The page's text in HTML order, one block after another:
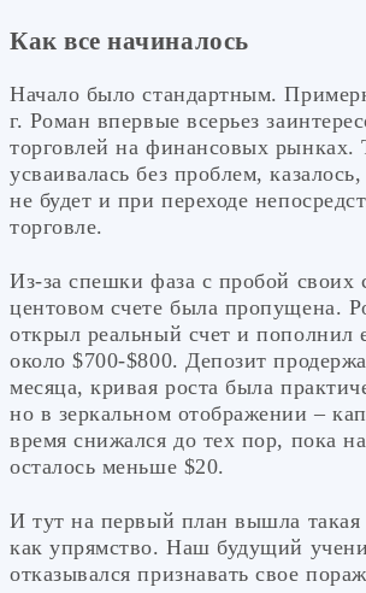
Как все начиналось
Начало было стандартным.
г. Роман впервые всерьез
торговлей на финансовых рынках.
усваивалась без проблем,
не будет и при переходе
торговле.
Из-за спешки фаза с пробой своих
центовом счете была пропущена.
открыл реальный счет и пополнил
около $700-$800. Депозит
месяца, кривая роста была
но в зеркальном отображении –
время снижался до тех пор, пока
осталось меньше $20.
И тут на первый план вышла такая
как упрямство. Наш будущий
отказывался признавать свое